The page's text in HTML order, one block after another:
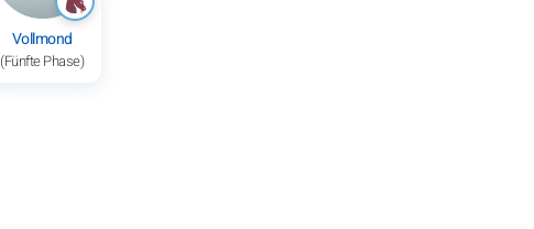
Vollmond
(Fünfte Phase)